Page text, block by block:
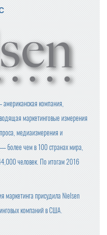
компания,
маркетинговые измерения
медиаизмерения и
более чем в 100 странах мира,
человек. По итогам 2016
маркетинга присудила Nielsen
компаний в США.